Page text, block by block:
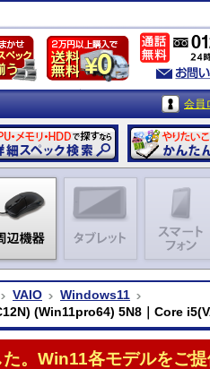
会員
VAIO
Windows11
(Win11pro64) 5N8｜Core
。Win11各モデルをご提